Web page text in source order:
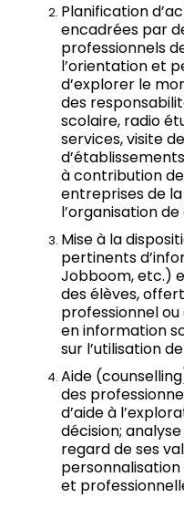
Planification
encadrées par
professionnels
l’orientation et
d’explorer le
des
scolaire, radio
services, visite
à contribution
entreprises de
l’organisation
Mise à la
pertinents
Jobboom, etc.)
des élèves,
professionnel
en information
sur l’utilisation
Aide
des
d’aide à
décision;
regard de ses
et